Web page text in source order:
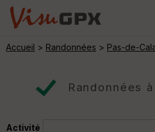
Accueil > Randonnées > Pas-de-
Randonnées
Activité